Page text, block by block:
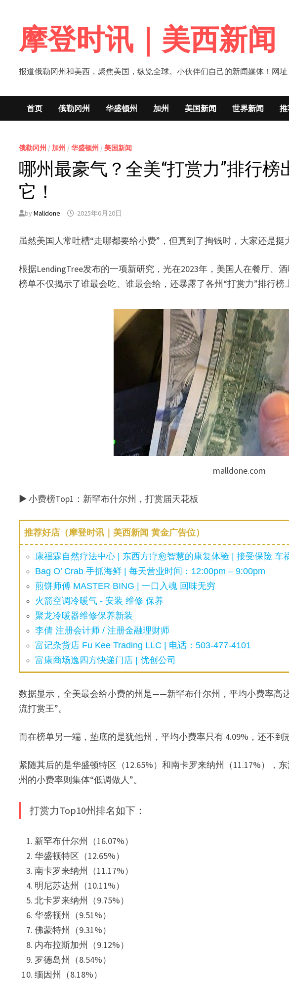
content摩登时讯｜美西新闻
报道俄勒冈州和美西，聚焦美国，纵览全球。小伙伴们自己的新闻媒体！网
首页 俄勒冈州 华盛顿州 加州 美国新闻 世界新闻
俄勒冈州 / 加州 /华盛顿州 /美国新闻
哪州最豪气？全美“打赏力”排行
它！
byMalldone 2025年6月20日
虽然美国人常吐槽“走哪都要给小费”，但真到了掏钱时，大家还是挺
根据LendingTree发布的一项新研究，光在2023年，美国人在餐厅、
榜单不仅揭示了谁最会吃、谁最会给，还暴露了各州“打赏力”排行榜
malldone.com
▶ 小费榜Top1：新罕布什尔州，打赏届天花板
推荐好店（摩登时讯｜美西新闻 黄金广告位）
康福霖自然疗法中心 | 东西方疗愈智慧的康复体验 | 接受保险 车
Bag O’ Crab 手抓海鲜 | 每天营业时间：12:00pm – 9:00pm
煎饼师傅 MASTER BING | 一口入魂 回味无穷
火箭空调冷暖气 - 安装 维修 保养
聚龙冷暖器维修保养新装
李倩 注册会计师 / 注册金融理财师
富记杂货店 Fu Kee Trading LLC | 电话：503-477-4101
富康商场逸四方快递门店 | 优创公司
数据显示，全美最会给小费的州是——新罕布什尔州，平均小费率高
流打赏王”。
而在榜单另一端，垫底的是犹他州，平均小费率只有 4.09%，还不到
紧随其后的是华盛顿特区（12.65%）和南卡罗来纳州（11.17%），
州的小费率则集体“低调做人”。
打赏力Top10州排名如下：
新罕布什尔州（16.07%）
华盛顿特区（12.65%）
南卡罗来纳州（11.17%）
明尼苏达州（10.11%）
北卡罗来纳州（9.75%）
华盛顿州（9.51%）
佛蒙特州（9.31%）
内布拉斯加州（9.12%）
罗德岛州（8.54%）
缅因州（8.18%）